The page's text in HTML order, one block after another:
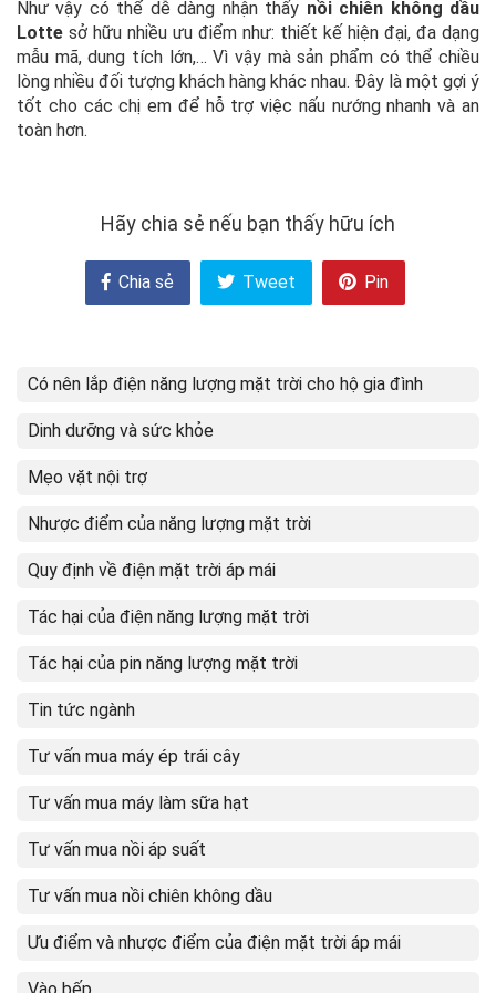
Như vậy có thể dễ dàng nhận thấy nồi chiên không dầu
Lotte sở hữu nhiều ưu điểm như: thiết kế hiện đại, đa dạng
mẫu mã, dung tích lớn,… Vì vậy mà sản phẩm có thể chiều
lòng nhiều đối tượng khách hàng khác nhau. Đây là một gợi ý
tốt cho các chị em để hỗ trợ việc nấu nướng nhanh và an
toàn hơn.
Hãy chia sẻ nếu bạn thấy hữu ích
Chia sẻ Tweet Pin
Có nên lắp điện năng lượng mặt trời cho hộ gia đình
Dinh dưỡng và sức khỏe
Mẹo vặt nội trợ
Nhược điểm của năng lượng mặt trời
Quy định về điện mặt trời áp mái
Tác hại của điện năng lượng mặt trời
Tác hại của pin năng lượng mặt trời
Tin tức ngành
Tư vấn mua máy ép trái cây
Tư vấn mua máy làm sữa hạt
Tư vấn mua nồi áp suất
Tư vấn mua nồi chiên không dầu
Ưu điểm và nhược điểm của điện mặt trời áp mái